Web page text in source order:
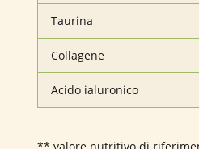
Taurina
Collagene
Acido ialuronico
** valore nutritivo di